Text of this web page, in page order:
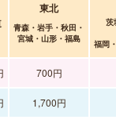
東北
青森・岩手・秋田・
宮城・山形・福島
茨
福岡
700円
1,700円